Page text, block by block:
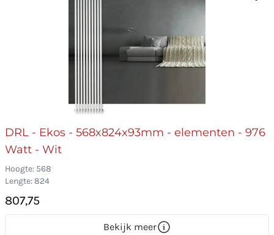
DRL - Ekos - 568x824x93mm - elementen - 976
Watt - Wit
Hoogte: 568
Lengte: 824
807,75
Bekijk meer